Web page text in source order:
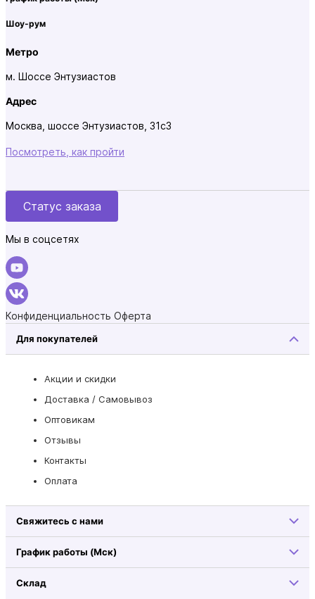
Шоу-рум
Метро
м. Шоссе Энтузиастов
Адрес
Москва, шоссе Энтузиастов, 31с3
Посмотреть, как пройти
Статус заказа
Мы в соцсетях
Конфиденциальность Оферта
Для покупателей
Акции и скидки
Доставка / Самовывоз
Оптовикам
Отзывы
Контакты
Оплата
Свяжитесь с нами
График работы (Мск)
Склад